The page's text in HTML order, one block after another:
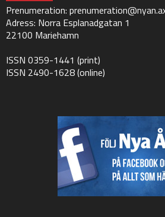
Prenumeration:
Adress: Norra Esplanadgatan 1
22100 Mariehamn
ISSN 0359-1441 (print)
ISSN 2490-1628 (online)